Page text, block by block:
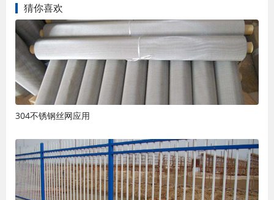
猜你喜欢
304不锈钢丝网应用